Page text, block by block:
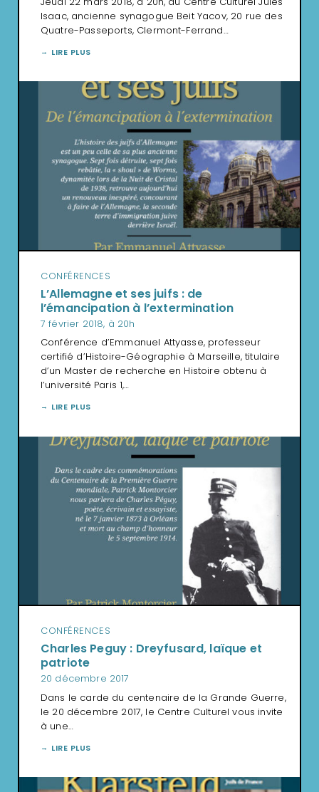
Isaac, ancienne synagogue Beit Yacov, 20 rue des
Quatre-Passeports, Clermont-Ferrand…
LIRE PLUS
CONFÉRENCES
L’Allemagne et ses juifs : de
l’émancipation à l’extermination
7 février 2018, à 20h
Conférence d’Emmanuel Attyasse, professeur
certifié d’Histoire-Géographie à Marseille, titulaire
d’un Master de recherche en Histoire obtenu à
l’université Paris 1,…
LIRE PLUS
CONFÉRENCES
Charles Peguy : Dreyfusard, laïque et
patriote
20 décembre 2017
Dans le carde du centenaire de la Grande Guerre,
le 20 décembre 2017, le Centre Culturel vous invite
à une…
LIRE PLUS